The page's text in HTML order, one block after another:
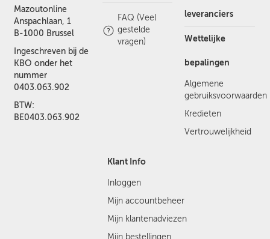
Mazoutonline
Anspachlaan, 1
B-1000 Brussel
Ingeschreven bij de
KBO onder het
nummer
0403.063.902
BTW:
BE0403.063.902
FAQ (Veel
gestelde
vragen)
leveranciers
Wettelijke
bepalingen
Algemene
gebruiksvoorwaarden
Kredieten
Vertrouwelijkheid
Klant Info
Inloggen
Mijn accountbeheer
Mijn klantenadviezen